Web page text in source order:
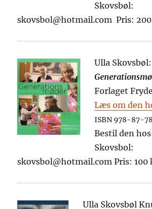
Skovsbøl:
skovsbol@hotmail.com Pris:
Ulla Skovsbøl:
Forlaget
Læs om den
ISBN 978-87-
Bestil den
Skovsbol:
skovsbol@hotmail.com Pris: 100
Ulla Skovsbøl